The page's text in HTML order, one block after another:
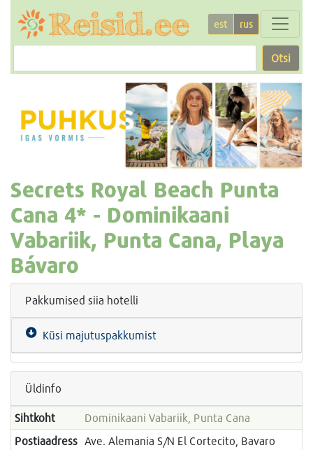
est rus
Otsi
Secrets Royal Beach Punta
Cana 4* - Dominikaani
Vabariik, Punta Cana, Playa
Bávaro
Pakkumised siia hotelli
Küsi majutuspakkumist
Üldinfo
Sihtkoht
Dominikaani Vabariik, Punta Cana
Postiaadress Ave. Alemania S/N El Cortecito, Bavaro